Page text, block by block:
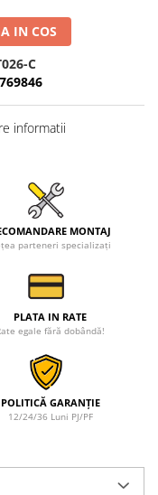
IN COS
C
informatii
MONTAJ
parteneri specializați
PLATA IN RATE
egale fără dobândă!
POLITICĂ GARANȚIE
12/24/36 Luni PJ/PF